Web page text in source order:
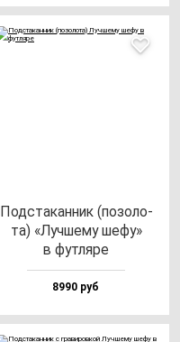
Под­ста­кан­ник (по­зо­ло­
та) «Луч­ше­му ше­фу»
в фут­ля­ре
8990 руб